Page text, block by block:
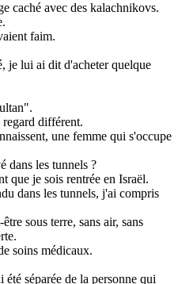
caché avec des kalachnikovs.
faim.
je lui ai dit d'acheter quelque
différent.
une femme qui s'occupe
dans les tunnels ?
que je sois rentrée en Israël.
dans les tunnels, j'ai compris
sous terre, sans air, sans
soins médicaux.
séparée de la personne qui